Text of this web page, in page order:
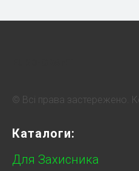
© Всі права застережено.
Каталоги:
Для Захисника